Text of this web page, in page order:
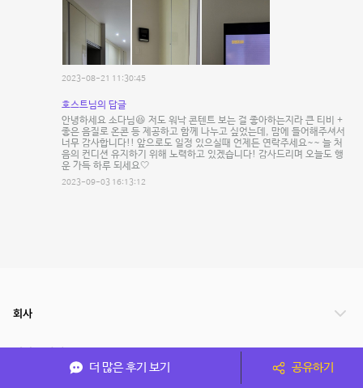
2023-08-21 11:30:45
호스트님의 답글
안녕하세요 소다님😆 저도 워낙 콘텐트 보는 걸 좋아하는지라 큰 티비 +
좋은 음질로 온콘 등 제공하고 함께 나누고 싶었는데, 맘에 들어해주셔서
너무 감사합니다!! 앞으로도 일정 있으실때 언제든 연락주세요~~ 늘 처
음의 컨디션 유지하기 위해 노력하고 있겠습니다! 감사드리며 오늘도 행
운 가득 하루 되세요🤍
2023-09-03 16:13:12
더 많은 후기 보기 공유하기
회사